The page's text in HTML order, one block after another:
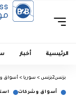
الرئيسية أخبار
بزنس2بزنس > سوريا > أسواق
أسواق وشركات